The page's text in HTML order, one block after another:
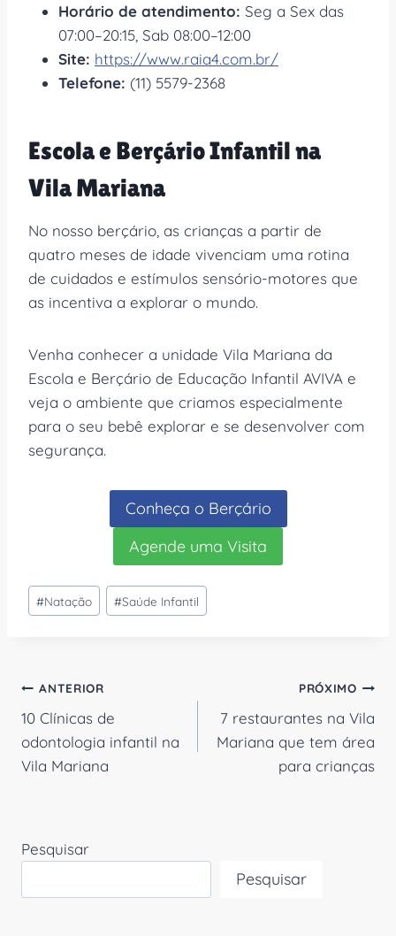
Horário de atendimento: Seg a Sex das
07:00–20:15, Sab 08:00–12:00
Site: https://www.raia4.com.br/
Telefone: (11) 5579-2368
Escola e Berçário Infantil na
Vila Mariana
No nosso berçário, as crianças a partir de
quatro meses de idade vivenciam uma rotina
de cuidados e estímulos sensório-motores que
as incentiva a explorar o mundo.
Venha conhecer a unidade Vila Mariana da
Escola e Berçário de Educação Infantil AVIVA e
veja o ambiente que criamos especialmente
para o seu bebê explorar e se desenvolver com
segurança.
Conheça o Berçário
Agende uma Visita
Tags
do
#Natação #Saúde Infantil
Navegação
de
Post
ANTERIOR
10 Clínicas de
odontologia infantil na
Vila Mariana
PRÓXIMO
7 restaurantes na Vila
Mariana que tem área
para crianças
Pesquisar
Pesquisar